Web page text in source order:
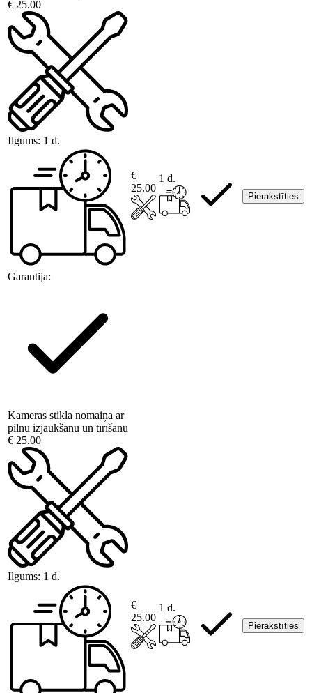
€ 25.00
Ilgums: 1 d.
Garantija:
€
25.00
1 d.
Pierakstīties
Kameras stikla nomaiņa ar
pilnu izjaukšanu un tīrīšanu
€ 25.00
Ilgums: 1 d.
€
25.00
1 d.
Pierakstīties